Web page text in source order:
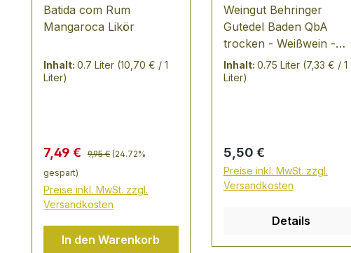
Batida com Rum
Mangaroca Likör
Inhalt: 0.7 Liter (10,70 € / 1
Liter)
Verkaufspreis:
7,49 € Regulärer Preis:
9,95 € (24.72%
gespart)
Preise inkl. MwSt. zzgl.
Versandkosten
In den Warenkorb
Weingut Behringer
Gutedel Baden QbA
trocken - Weißwein -
VERKOSTUNGSNOTIZ:
Sehr helles, klares
Geschmack besticht er
durch seine Schlichtheit,
er ist mild und von zarter
Frucht. "Ein Gutedel
sagt der Markgräfler,
und er hat Recht! Bei
Inhalt: 0.75 Liter (7,33 € / 1
Liter)
Regulärer Preis:
5,50 €
Preise inkl. MwSt. zzgl.
Versandkosten
Details